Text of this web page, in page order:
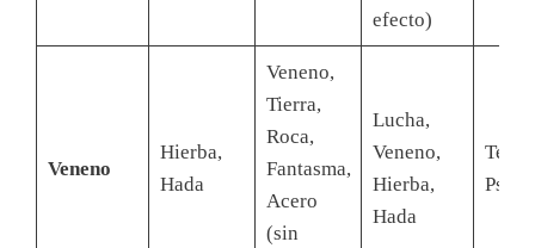
efecto)
Veneno
Hierba,
Hada
Veneno,
Tierra,
Roca,
Fantasma,
Acero
(sin
Lucha,
Veneno,
Hierba,
Hada